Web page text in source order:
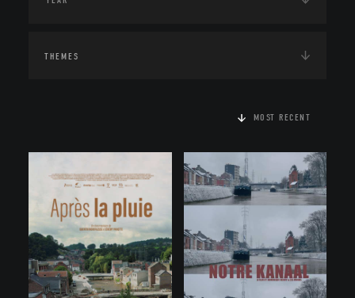
THEMES
MOST RECENT